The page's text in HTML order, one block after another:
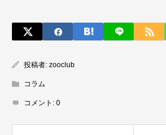
投稿者: zooclub
コラム
コメント: 0